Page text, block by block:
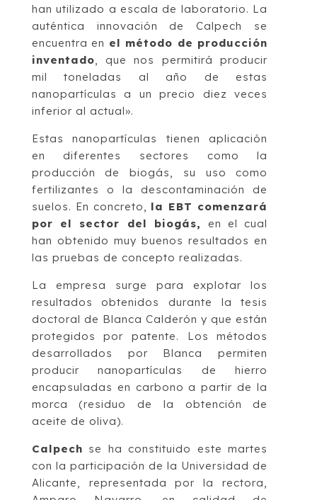
han utilizado a escala de laboratorio. La
auténtica innovación de Calpech se
encuentra en el método de producción
inventado, que nos permitirá producir
mil toneladas al año de estas
nanopartículas a un precio diez veces
inferior al actual».
Estas nanopartículas tienen aplicación
en diferentes sectores como la
producción de biogás, su uso como
fertilizantes o la descontaminación de
suelos. En concreto, la EBT comenzará
por el sector del biogás,
en el cual
han obtenido muy buenos resultados en
las pruebas de concepto realizadas.
La empresa surge para explotar los
resultados obtenidos durante la tesis
doctoral de Blanca Calderón y que están
protegidos por patente. Los métodos
desarrollados por Blanca permiten
producir nanopartículas de hierro
encapsuladas en carbono a partir de la
morca (residuo de la obtención de
aceite de oliva).
Calpech se ha constituido este martes
con la participación de la Universidad de
Alicante, representada por la rectora,